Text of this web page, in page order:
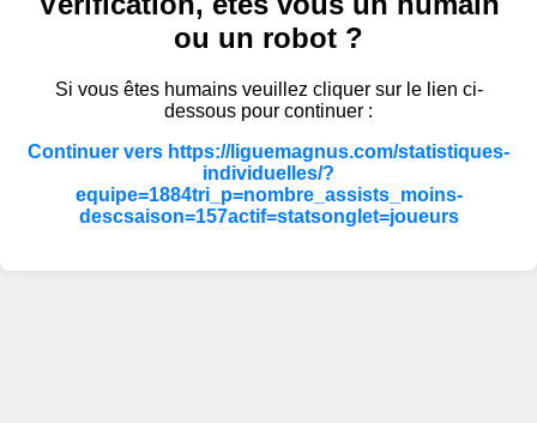
ou un robot ?
Si vous êtes humains veuillez cliquer sur le lien ci-
dessous pour continuer :
Continuer vers https://liguemagnus.com/statistiques-
individuelles/?
equipe=1884tri_p=nombre_assists_moins-
descsaison=157actif=statsonglet=joueurs